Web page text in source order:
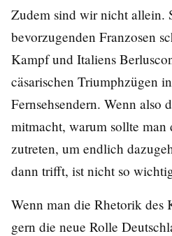
Zudem sind wir nicht allein.
bevorzugenden Franzosen
Kampf und Italiens
cäsarischen Triumphzügen
Fernsehsendern. Wenn also
mitmacht, warum sollte
zutreten, um endlich
dann trifft, ist nicht so
Wenn man die Rhetorik des
gern die neue Rolle